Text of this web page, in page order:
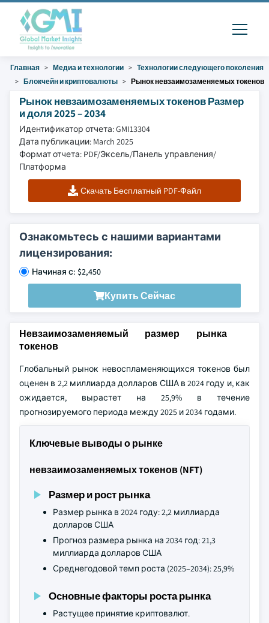
Главная Медиа и технологии
Технологии следующего поколения
Блокчейн и криптовалюты
Рынок невзаимозаменяемых токенов
Рынок невзаимозаменяемых токенов Размер
и доля 2025 – 2034
Идентификатор отчета: GMI13304
Дата публикации: March 2025
Формат отчета: PDF/Эксель/Панель управления/
Платформа
Скачать Бесплатный PDF-Файл
Ознакомьтесь с нашими вариантами
лицензирования:
Начиная с: $2,450
Купить Сейчас
Невзаимозаменяемый размер рынка
токенов
Глобальный рынок невоспламеняющихся токенов был
оценен в 2,2 миллиарда долларов США в 2024 году и, как
ожидается, вырастет на 25,9% в течение
прогнозируемого периода между 2025 и 2034 годами.
Ключевые выводы о рынке
невзаимозаменяемых токенов (NFT)
Размер и рост рынка
Размер рынка в 2024 году: 2,2 миллиарда
долларов США
Прогноз размера рынка на 2034 год: 21,3
миллиарда долларов США
Среднегодовой темп роста (2025–2034): 25,9%
Основные факторы роста рынка
Растущее принятие криптовалют.